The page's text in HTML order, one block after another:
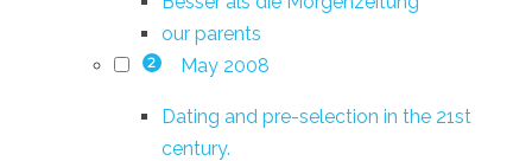
our parents
2 May 2008
Dating and pre-selection in the 21st
century.